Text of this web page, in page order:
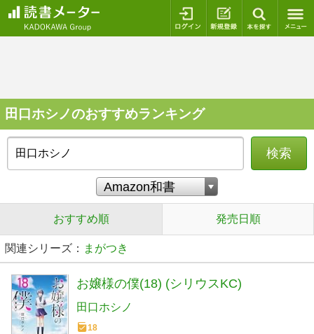
ログイン 新規登録
田口ホシノのおすすめランキング
検索
おすすめ順 発売日順
関連シリーズ： まがつき
お嬢様の僕(18) (シリウスKC)
田口ホシノ
18